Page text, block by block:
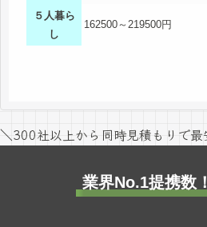
５人暮ら
し
162500～219500円
＼300社以上から同時見積もりで
業界No.1提携数